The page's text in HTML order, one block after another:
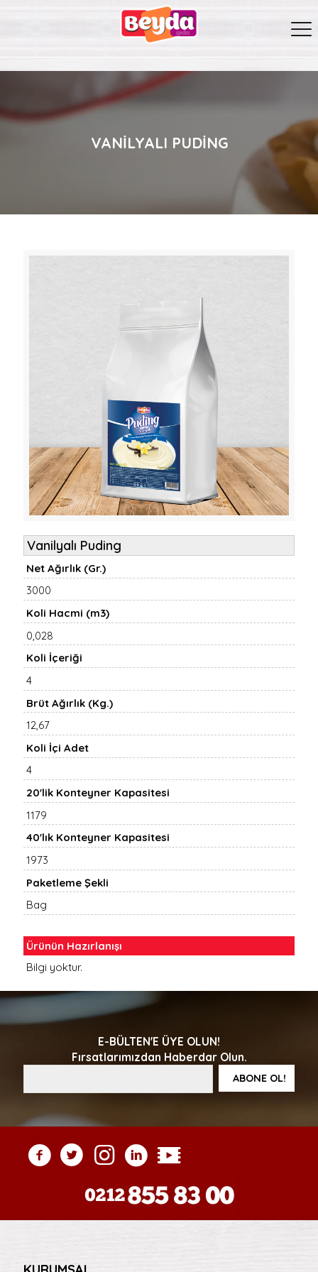
VANILYALI PUDING
Vanilyalı Puding
Net Ağırlık (Gr.)
3000
Koli Hacmi (m3)
0,028
Koli İçeriği
4
Brüt Ağırlık (Kg.)
12,67
Koli İçi Adet
4
20'lik Konteyner Kapasitesi
1179
40'lık Konteyner Kapasitesi
1973
Paketleme Şekli
Bag
Ürünün Hazırlanışı
Bilgi yoktur.
E-BÜLTEN'E ÜYE OLUN!
Fırsatlarımızdan Haberdar Olun.